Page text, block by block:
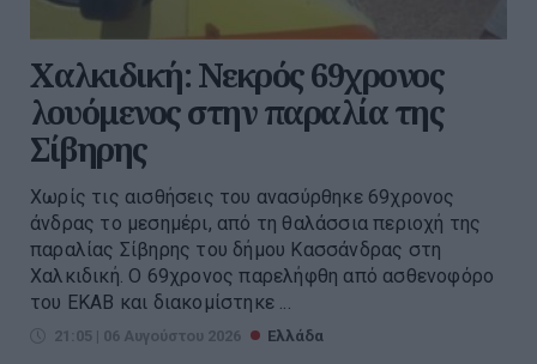
Χαλκιδική: Νεκρός 69χρονος
λουόμενος στην παραλία της
Σίβηρης
Χωρίς τις αισθήσεις του ανασύρθηκε 69χρονος
άνδρας το μεσημέρι, από τη θαλάσσια περιοχή της
παραλίας Σίβηρης του δήμου Κασσάνδρας στη
Χαλκιδική. Ο 69χρονος παρελήφθη από ασθενοφόρο
του ΕΚΑΒ και διακομίστηκε ...
21:05 | 06 Αυγούστου 2026 Ελλάδα